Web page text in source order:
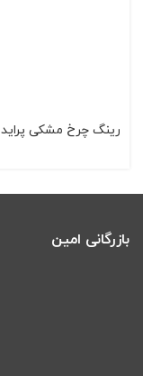
رینگ چرخ مشکی پراید
بازرگانی امین